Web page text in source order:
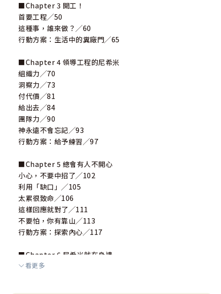
■Chapter 3 開工！
首要工程╱50
這種事，誰來做？╱60
行動方案：生活中的糞廠門╱65
■Chapter 4 領導工程的尼希米
組織力╱70
洞察力╱73
付代價╱81
給出去╱84
團隊力╱90
神永遠不會忘記╱93
行動方案：給予練習╱97
■Chapter 5 總會有人不開心
小心，不要中招了╱102
利用「缺口」╱105
太累很致命╱106
這樣回應就對了╱111
不要怕，你有靠山╱113
行動方案：探索內心╱117
■Chapter 6 尼希米就在身邊
我們是耶路撒冷╱121
看更多